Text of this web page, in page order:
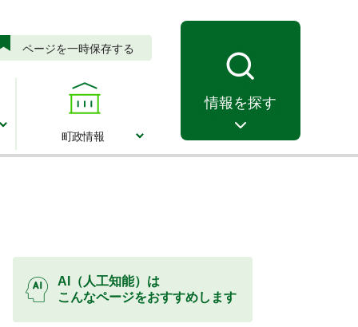
ページを一時保存する
情報を探す
町政情報
AI（人工知能）は
こんなページをおすすめします